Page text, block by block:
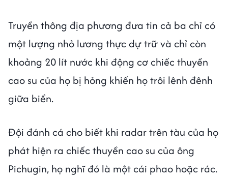
Truyền thông địa phương đưa tin cả ba chỉ có
một lượng nhỏ lương thực dự trữ và chỉ còn
khoảng 20 lít nước khi động cơ chiếc thuyền
cao su của họ bị hỏng khiến họ trôi lênh đênh
giữa biển.
Đội đánh cá cho biết khi radar trên tàu của họ
phát hiện ra chiếc thuyền cao su của ông
Pichugin, họ nghĩ đó là một cái phao hoặc rác.